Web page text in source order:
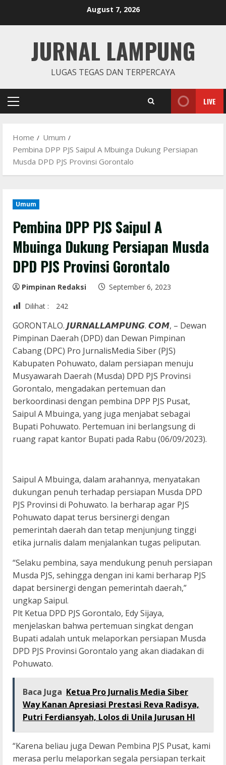
August 7, 2026
JURNAL LAMPUNG
LUGAS TEGAS DAN TERPERCAYA
Primary
LIVE
Home
Umum
Pembina DPP PJS Saipul A Mbuinga Dukung Persiapan
Musda DPD PJS Provinsi Gorontalo
Umum
Pembina DPP PJS Saipul A
Mbuinga Dukung Persiapan Musda
DPD PJS Provinsi Gorontalo
Pimpinan Redaksi
September 6, 2023
Dilihat :
242
GORONTALO. 𝙅𝙐𝙍𝙉𝘼𝙇𝙇𝘼𝙈𝙋𝙐𝙉𝙂. 𝘾𝙊𝙈, – Dewan
Pimpinan Daerah (DPD) dan Dewan Pimpinan
Cabang (DPC) Pro JurnalisMedia Siber (PJS)
Kabupaten Pohuwato, dalam persiapan menuju
Musyawarah Daerah (Musda) DPD PJS Provinsi
Gorontalo, mengadakan pertemuan dan
berkoordinasi dengan pembina DPP PJS Pusat,
Saipul A Mbuinga, yang juga menjabat sebagai
Bupati Pohuwato. Pertemuan ini berlangsung di
ruang rapat kantor Bupati pada Rabu (06/09/2023).
Saipul A Mbuinga, dalam arahannya, menyatakan
dukungan penuh terhadap persiapan Musda DPD
PJS Provinsi di Pohuwato. Ia berharap agar PJS
Pohuwato dapat terus bersinergi dengan
pemerintah daerah dan tetap menjunjung tinggi
etika jurnalis dalam menjalankan tugas peliputan.
“Selaku pembina, saya mendukung penuh persiapan
Musda PJS, sehingga dengan ini kami berharap PJS
dapat bersinergi dengan pemerintah daerah,”
ungkap Saipul.
Plt Ketua DPD PJS Gorontalo, Edy Sijaya,
menjelaskan bahwa pertemuan singkat dengan
Bupati adalah untuk melaporkan persiapan Musda
DPD PJS Provinsi Gorontalo yang akan diadakan di
Pohuwato.
Baca Juga Ketua Pro Jurnalis Media Siber
Way Kanan Apresiasi Prestasi Reva Radisya,
Putri Ferdiansyah, Lolos di Unila Jurusan HI
“Karena beliau juga Dewan Pembina PJS Pusat, kami
merasa perlu melaporkan segala persiapan terkait